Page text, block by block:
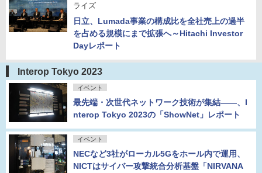
ライズ
日立、Lumada事業の構成比を全社売上の過半
を占める規模にまで拡張へ～Hitachi Investor
Dayレポート
Interop Tokyo 2023
イベント
最先端・次世代ネットワーク技術が集結――、I
nterop Tokyo 2023の「ShowNet」レポート
イベント
NECなど3社がローカル5Gをホール内で運用、
NICTはサイバー攻撃統合分析基盤「NIRVANA